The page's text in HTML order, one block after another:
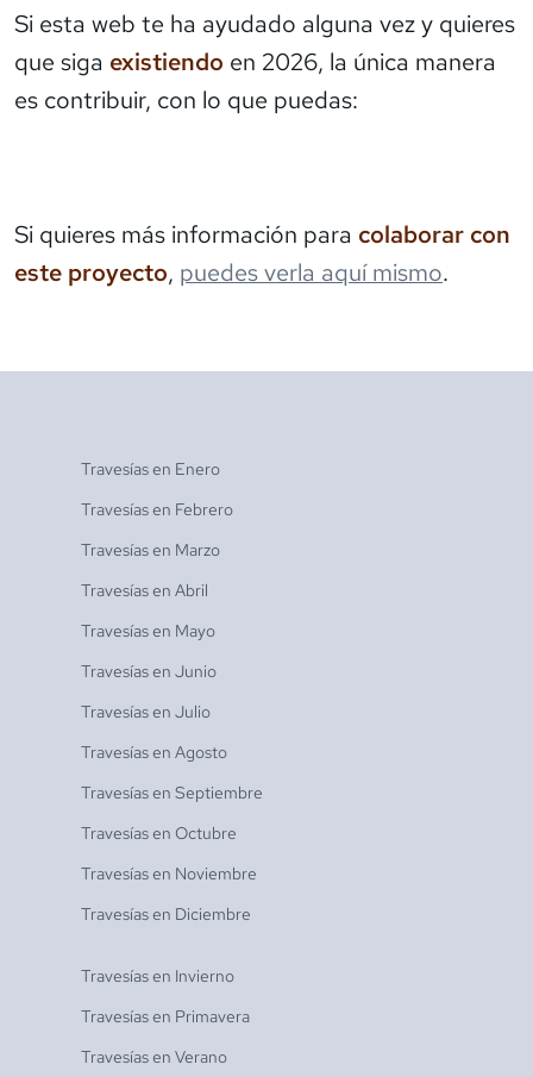
Si esta web te ha ayudado alguna vez y quieres
que siga existiendo en 2026, la única manera
es contribuir, con lo que puedas:
Si quieres más información para colaborar con
este proyecto, puedes verla aquí mismo.
Travesías en Enero
Travesías en Febrero
Travesías en Marzo
Travesías en Abril
Travesías en Mayo
Travesías en Junio
Travesías en Julio
Travesías en Agosto
Travesías en Septiembre
Travesías en Octubre
Travesías en Noviembre
Travesías en Diciembre
Travesías en Invierno
Travesías en Primavera
Travesías en Verano